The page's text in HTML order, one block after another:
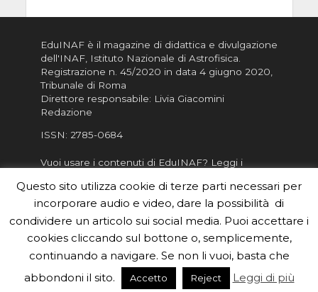
EduINAF è il magazine di didattica e divulgazione
dell'INAF, Istituto Nazionale di Astrofisica
Registrazione n. 45/2020 in data 4 giugno 2020,
Tribunale di Roma
Direttore responsabile: Livia Giacomini
Redazione
ISSN: 2785-0684
Vuoi usare i contenuti di EduINAF? Leggi i
Informativa sulla Privacy
Informatva sui Cookie
Per la rubrica de l'Astronomo risponde, per
inviarci le tue foto o i tuoi contributi, scrivici a
redazione.edu [chiocciola] inaf.it oppure
il form
Questo sito utilizza cookie di terze parti necessari per
incorporare audio e video, dare la possibilità di
condividere un articolo sui social media. Puoi accettare i
cookies cliccando sul bottone o, semplicemente,
continuando a navigare. Se non li vuoi, basta che
abbondoni il sito.
Accetto Reject Leggi di più